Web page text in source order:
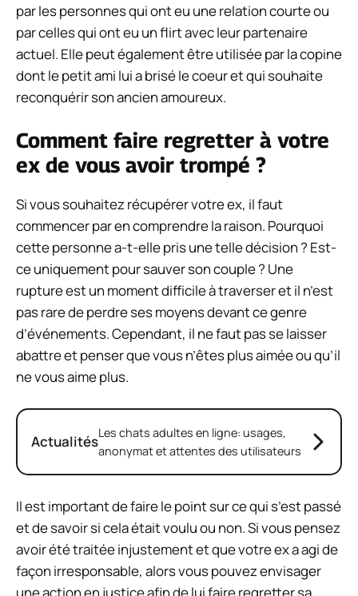
par les personnes qui ont eu une relation courte ou
par celles qui ont eu un flirt avec leur partenaire
actuel. Elle peut également être utilisée par la copine
dont le petit ami lui a brisé le coeur et qui souhaite
reconquérir son ancien amoureux.
Comment faire regretter à votre
ex de vous avoir trompé ?
Si vous souhaitez récupérer votre ex, il faut
commencer par en comprendre la raison. Pourquoi
cette personne a-t-elle pris une telle décision ? Est-
ce uniquement pour sauver son couple ? Une
rupture est un moment difficile à traverser et il n’est
pas rare de perdre ses moyens devant ce genre
d’événements. Cependant, il ne faut pas se laisser
abattre et penser que vous n’êtes plus aimée ou qu’il
ne vous aime plus.
ActualitésLes chats adultes en ligne: usages,
anonymat et attentes des utilisateurs
Il est important de faire le point sur ce qui s’est passé
et de savoir si cela était voulu ou non. Si vous pensez
avoir été traitée injustement et que votre ex a agi de
façon irresponsable, alors vous pouvez envisager